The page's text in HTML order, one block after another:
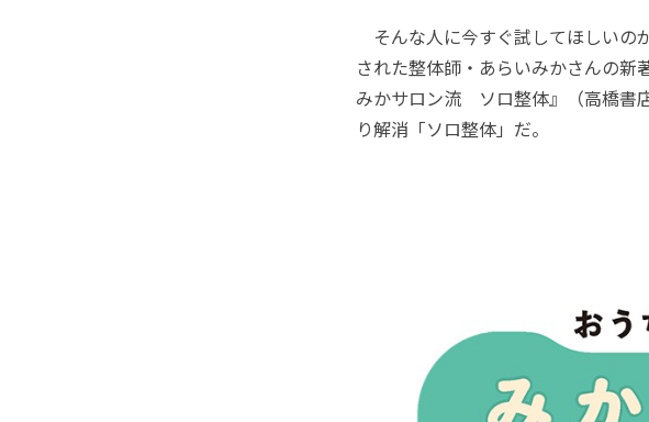
そんな人に今すぐ試してほしいの
された整体師・あらいみかさんの
みかサロン流 ソロ整体』（高橋書
り解消「ソロ整体」だ。